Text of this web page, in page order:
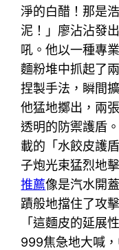
淨的白醋！那是
泥！」廖沾沾發
吼。他以一種專
麵粉堆中抓起了
捏製手法，瞬間
他猛地擲出，兩
透明的防禦護盾
載的「水餃皮護
子炮光束猛烈地
推薦像是汽水開
蹟般地擋住了攻
「這麵皮的延展
999焦急地大喊